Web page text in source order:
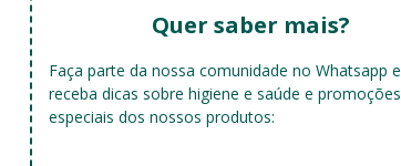
Quer saber mais?
Faça parte da nossa comunidade no Whatsapp e
receba dicas sobre higiene e saúde e promoções
especiais dos nossos produtos: